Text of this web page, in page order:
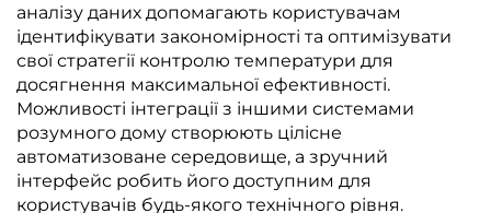
аналізу даних допомагають користувачам
ідентифікувати закономірності та оптимізувати
свої стратегії контролю температури для
досягнення максимальної ефективності.
Можливості інтеграції з іншими системами
розумного дому створюють цілісне
автоматизоване середовище, а зручний
інтерфейс робить його доступним для
користувачів будь-якого технічного рівня.